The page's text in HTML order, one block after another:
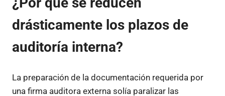
drásticamente los plazos de
auditoría interna?
La preparación de la documentación requerida por
una firma auditora externa solía paralizar las